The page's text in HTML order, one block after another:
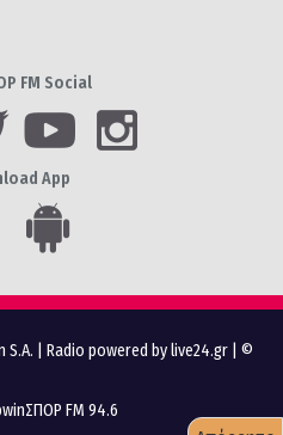
FM Social
App
S.A. Radio powered by live24.gr | ©
FM 94.6